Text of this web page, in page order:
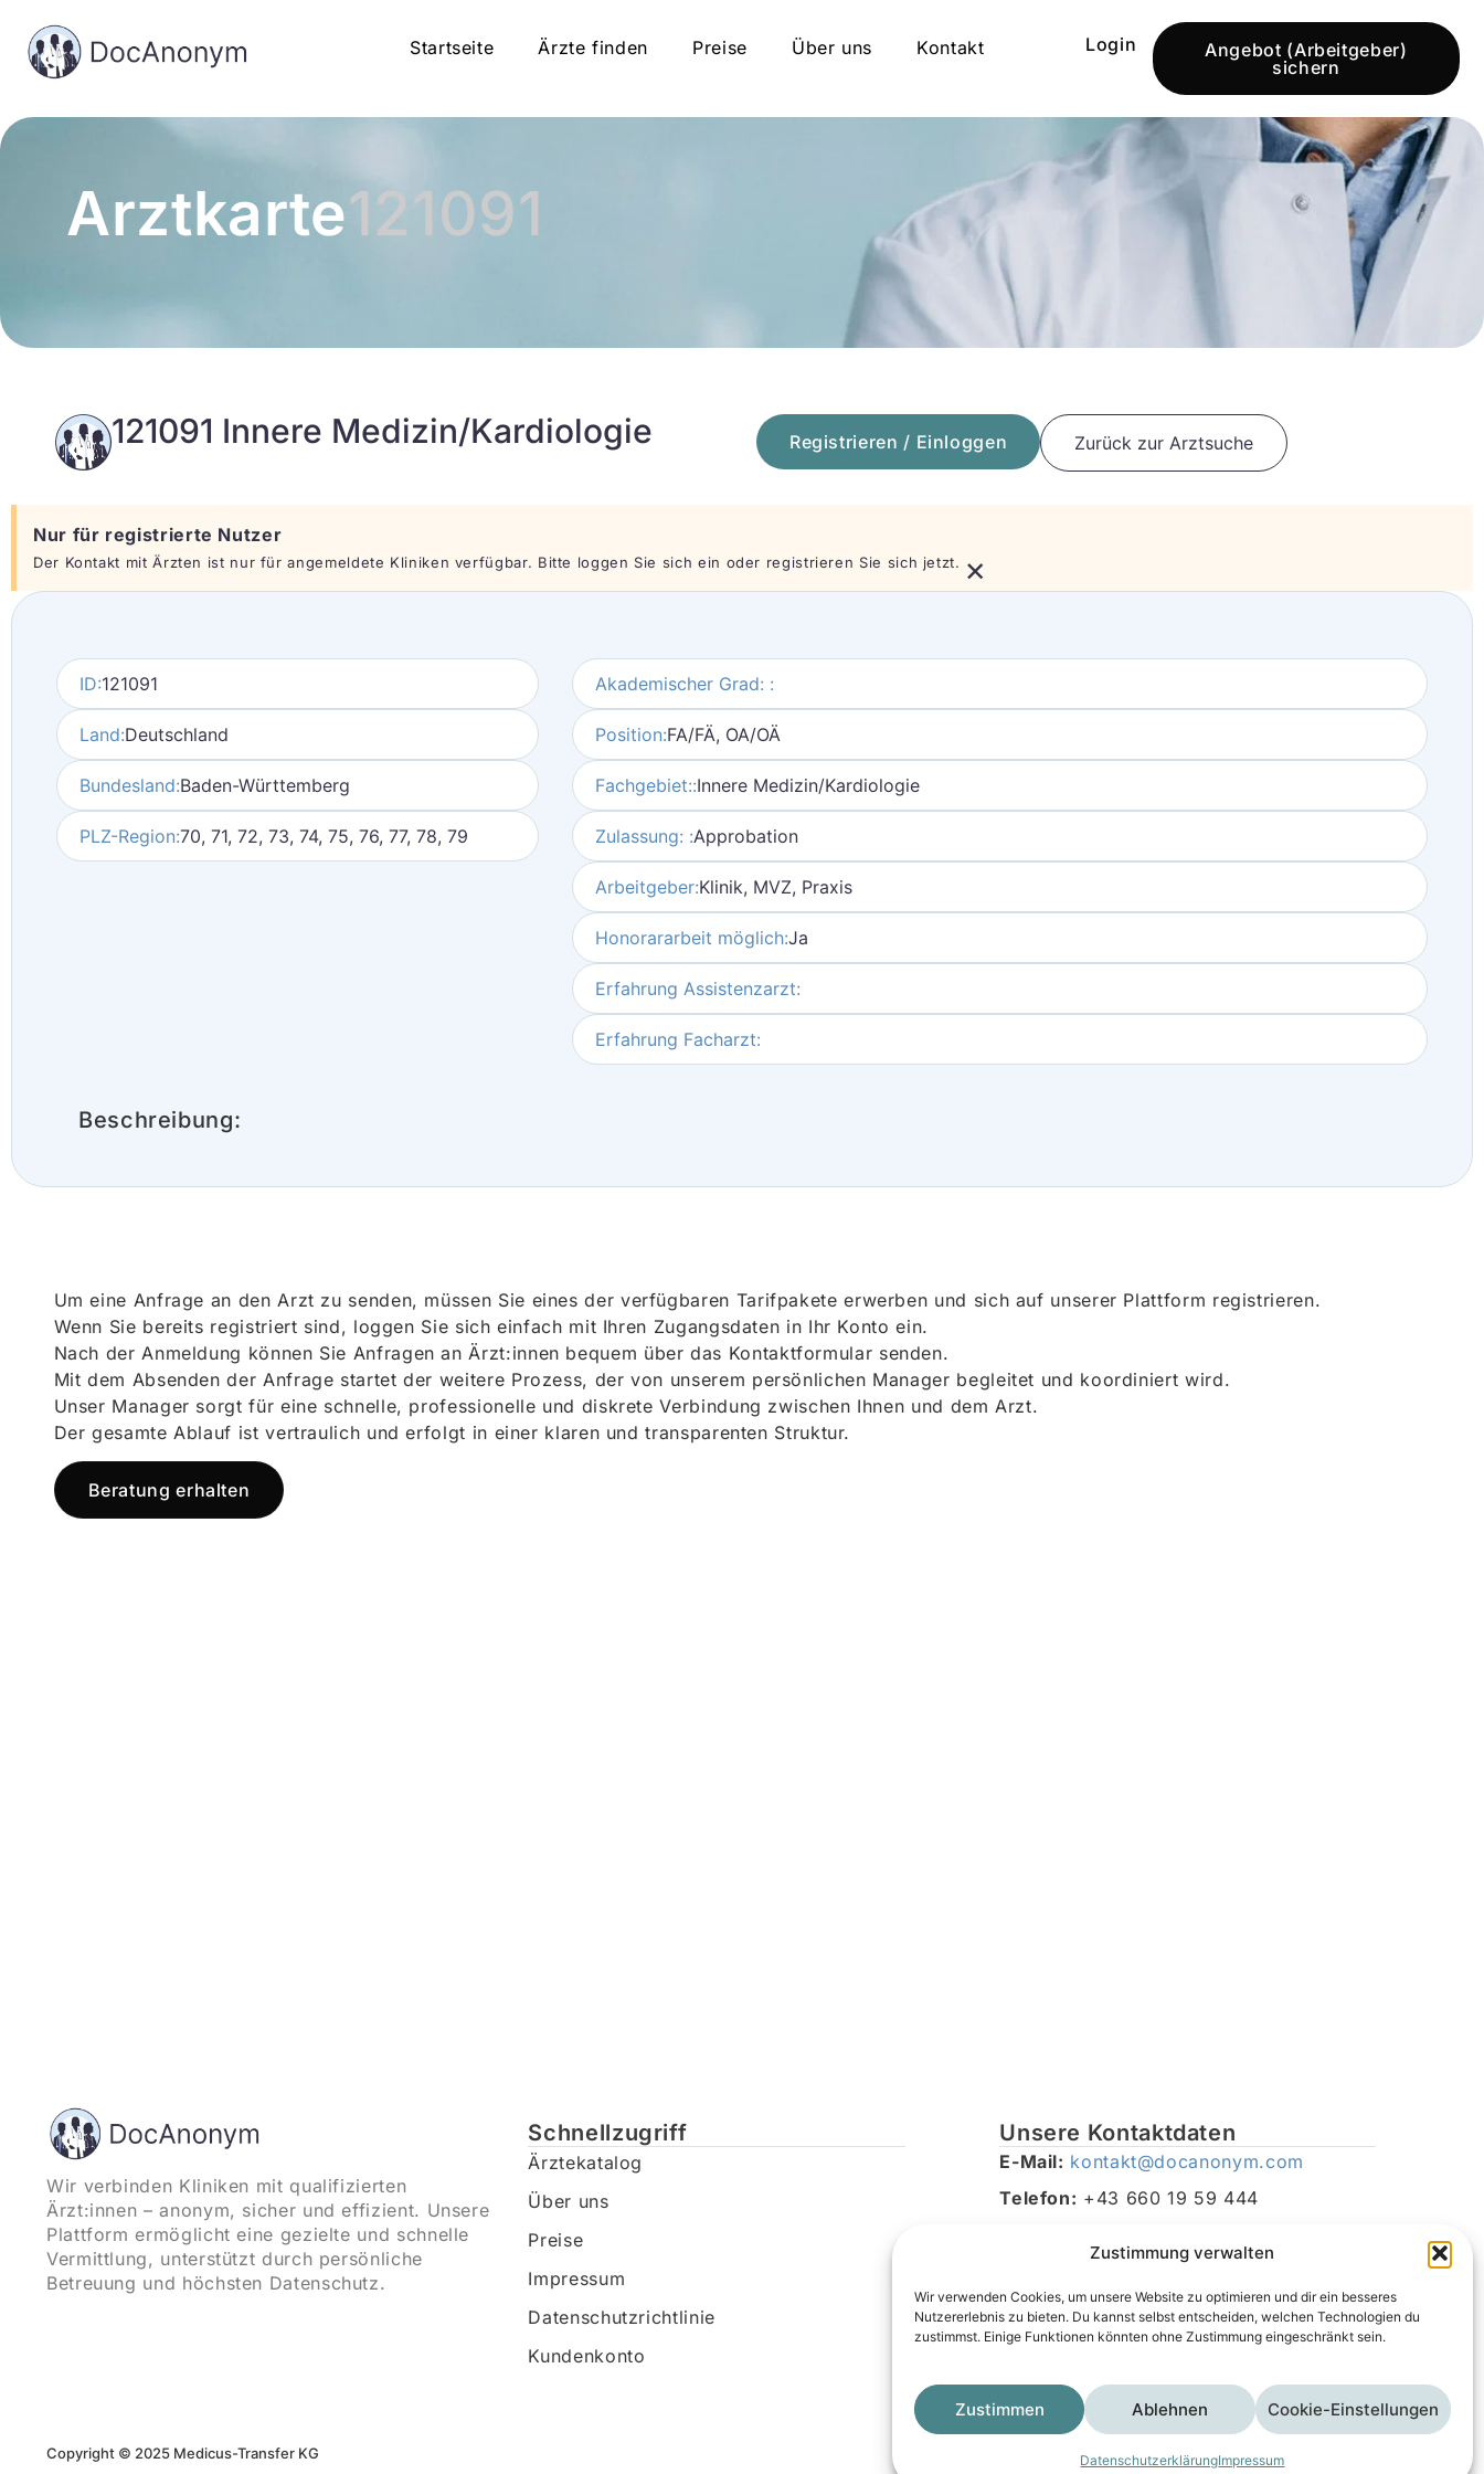
Zustimmung verwalten
Wir verwenden Cookies, um unsere Website zu optimieren und dir ein besseres
Nutzererlebnis zu bieten. Du kannst selbst entscheiden, welchen Technologien du
zustimmst. Einige Funktionen könnten ohne Zustimmung eingeschränkt sein.
Zustimmen Ablehnen Cookie-Einstellungen
DatenschutzerklärungImpressum
Startseite Ärzte finden Preise Über uns Kontakt Login
Angebot (Arbeitgeber)
sichern
Arztkarte121091
121091 Innere Medizin/Kardiologie Registrieren / Einloggen Zurück zur Arztsuche
Nur für registrierte Nutzer
Der Kontakt mit Ärzten ist nur für angemeldete Kliniken verfügbar. Bitte loggen Sie sich ein oder registrieren Sie sich jetzt. ×
ID:121091
Land:Deutschland
Bundesland:Baden-Württemberg
PLZ-Region:70, 71, 72, 73, 74, 75, 76, 77, 78, 79
Akademischer Grad: :
Position:FA/FÄ, OA/OÄ
Fachgebiet::Innere Medizin/Kardiologie
Zulassung: :Approbation
Arbeitgeber:Klinik, MVZ, Praxis
Honorararbeit möglich:Ja
Erfahrung Assistenzarzt:
Erfahrung Facharzt:
Beschreibung:
Um eine Anfrage an den Arzt zu senden, müssen Sie eines der verfügbaren Tarifpakete erwerben und sich auf unserer Plattform registrieren.
Wenn Sie bereits registriert sind, loggen Sie sich einfach mit Ihren Zugangsdaten in Ihr Konto ein.
Nach der Anmeldung können Sie Anfragen an Ärzt:innen bequem über das Kontaktformular senden.
Mit dem Absenden der Anfrage startet der weitere Prozess, der von unserem persönlichen Manager begleitet und koordiniert wird.
Unser Manager sorgt für eine schnelle, professionelle und diskrete Verbindung zwischen Ihnen und dem Arzt.
Der gesamte Ablauf ist vertraulich und erfolgt in einer klaren und transparenten Struktur.
Beratung erhalten
Wir verbinden Kliniken mit qualifizierten
Ärzt:innen – anonym, sicher und effizient. Unsere
Plattform ermöglicht eine gezielte und schnelle
Vermittlung, unterstützt durch persönliche
Betreuung und höchsten Datenschutz.
Schnellzugriff
Ärztekatalog
Über uns
Preise
Impressum
Datenschutzrichtlinie
Kundenkonto
Unsere Kontaktdaten
E-Mail: kontakt@docanonym.com
Telefon: +43 660 19 59 444
Traunsee, Österreich
Copyright © 2025 Medicus-Transfer KG DatenschutzerklärungAGB